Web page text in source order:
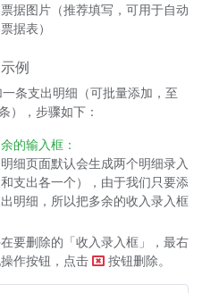
票据图片（推荐填写，可用于自动
据表）
例
条支出明细（可批量添加，至
），步骤如下：
的输入框：
细页面默认会生成两个明细录入
支出各一个），由于我们只要添
明细，所以把多余的收入录入框
要删除的「收入录入框」，最右
作按钮，点击
按钮删除。